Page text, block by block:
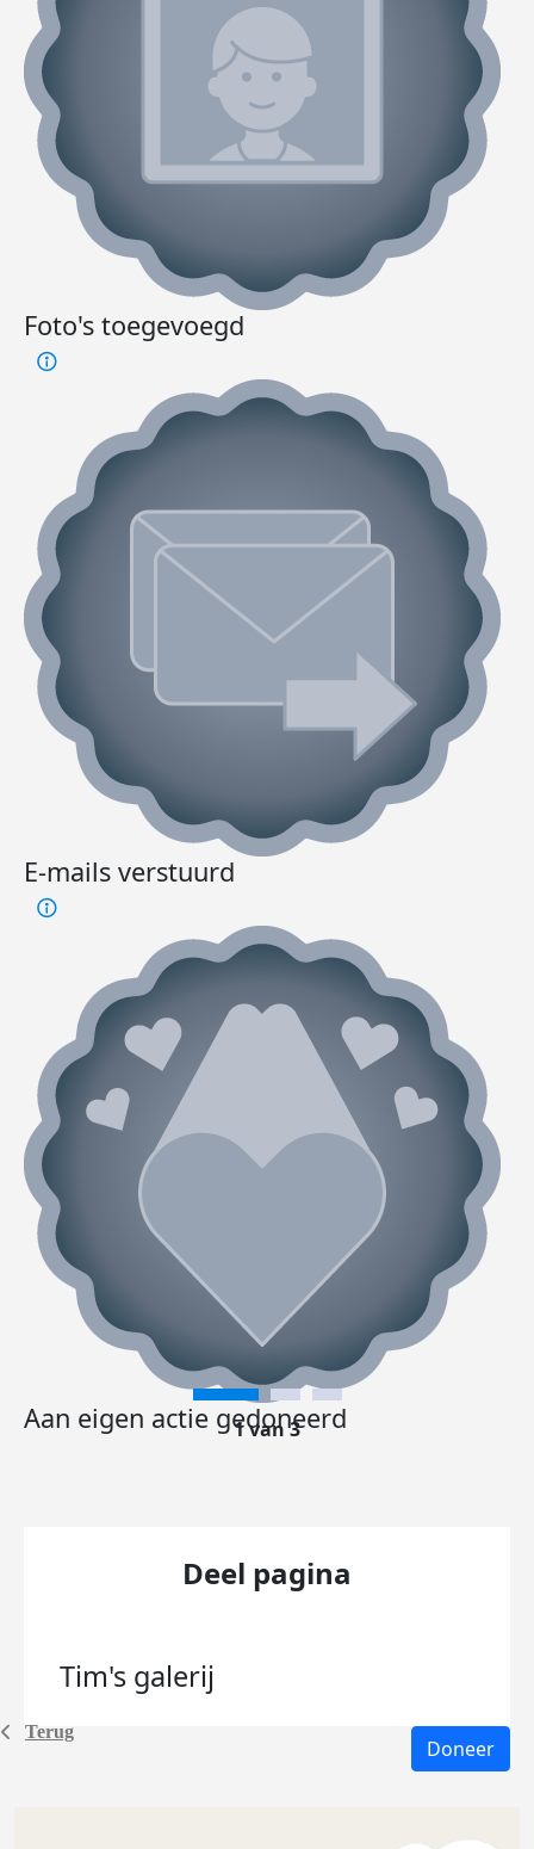
Terug
Foto's toegevoegd
E-mails verstuurd
Aan eigen actie gedoneerd
1 van 3
Deel pagina
Tim's galerij
Doneer